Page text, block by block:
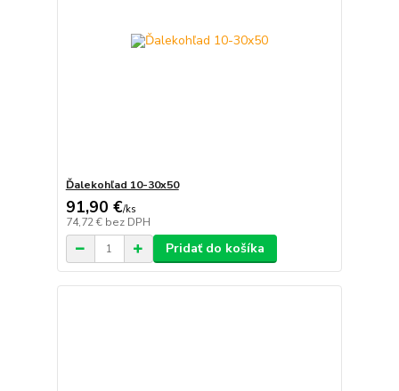
Ďalekohľad 10-30x50
91,90 €/ks
74,72 € bez DPH
Pridať do košíka